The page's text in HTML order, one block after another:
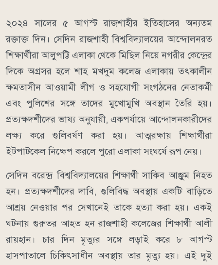
২০২৪ সালের ৫ আগস্ট রাজশাহীর ইতিহাসের অন্যতম
রক্তাক্ত দিন। সেদিন রাজশাহী বিশ্ববিদ্যালয়ের আন্দোলনরত
শিক্ষার্থীরা আলুপট্টি এলাকা থেকে মিছিল নিয়ে নগরীর কেন্দ্রের
দিকে অগ্রসর হলে শাহ মখদুম কলেজ এলাকায় তৎকালীন
ক্ষমতাসীন আওয়ামী লীগ ও সহযোগী সংগঠনের নেতাকর্মী
এবং পুলিশের সঙ্গে তাদের মুখোমুখি অবস্থান তৈরি হয়।
প্রত্যক্ষদর্শীদের ভাষ্য অনুযায়ী, একপর্যায়ে আন্দোলনকারীদের
লক্ষ্য করে গুলিবর্ষণ করা হয়। আত্মরক্ষায় শিক্ষার্থীরা
ইটপাটকেল নিক্ষেপ করলে পুরো এলাকা সংঘর্ষে রূপ নেয়।
সেদিন বরেন্দ্র বিশ্ববিদ্যালয়ের শিক্ষার্থী সাকিব আঞ্জুম নিহত
হন। প্রত্যক্ষদর্শীদের দাবি, গুলিবিদ্ধ অবস্থায় একটি বাড়িতে
আশ্রয় নেওয়ার পর সেখানেই তাকে হত্যা করা হয়। একই
ঘটনায় গুরুতর আহত হন রাজশাহী কলেজের শিক্ষার্থী আলী
রায়হান। চার দিন মৃত্যুর সঙ্গে লড়াই করে ৮ আগস্ট
হাসপাতালে চিকিৎসাধীন অবস্থায় তার মৃত্যু হয়। এই দুই